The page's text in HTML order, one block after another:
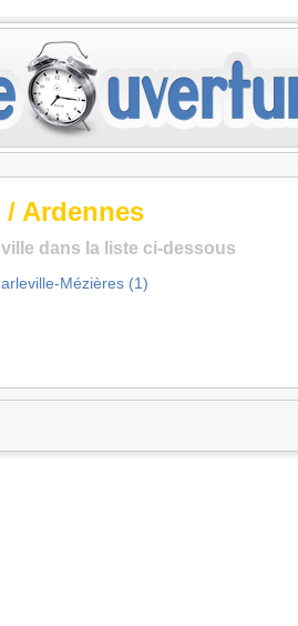
/ Ardennes
dans la liste ci-dessous
Mézières (1)